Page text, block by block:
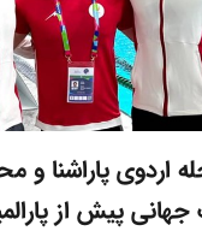
اردوی پاراشنا و
جهانی پیش از